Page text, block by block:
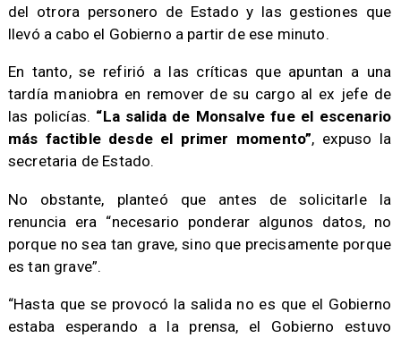
del otrora personero de Estado y las gestiones que
llevó a cabo el Gobierno a partir de ese minuto.
En tanto, se refirió a las críticas que apuntan a una
tardía maniobra en remover de su cargo al ex jefe de
las policías. “La salida de Monsalve fue el escenario
más factible desde el primer momento”, expuso la
secretaria de Estado.
No obstante, planteó que antes de solicitarle la
renuncia era “necesario ponderar algunos datos, no
porque no sea tan grave, sino que precisamente porque
es tan grave”.
“Hasta que se provocó la salida no es que el Gobierno
estaba esperando a la prensa, el Gobierno estuvo